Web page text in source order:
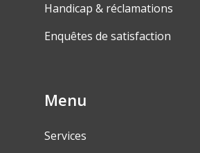
Handicap & réclamations
Enquêtes de satisfaction
Menu
Services